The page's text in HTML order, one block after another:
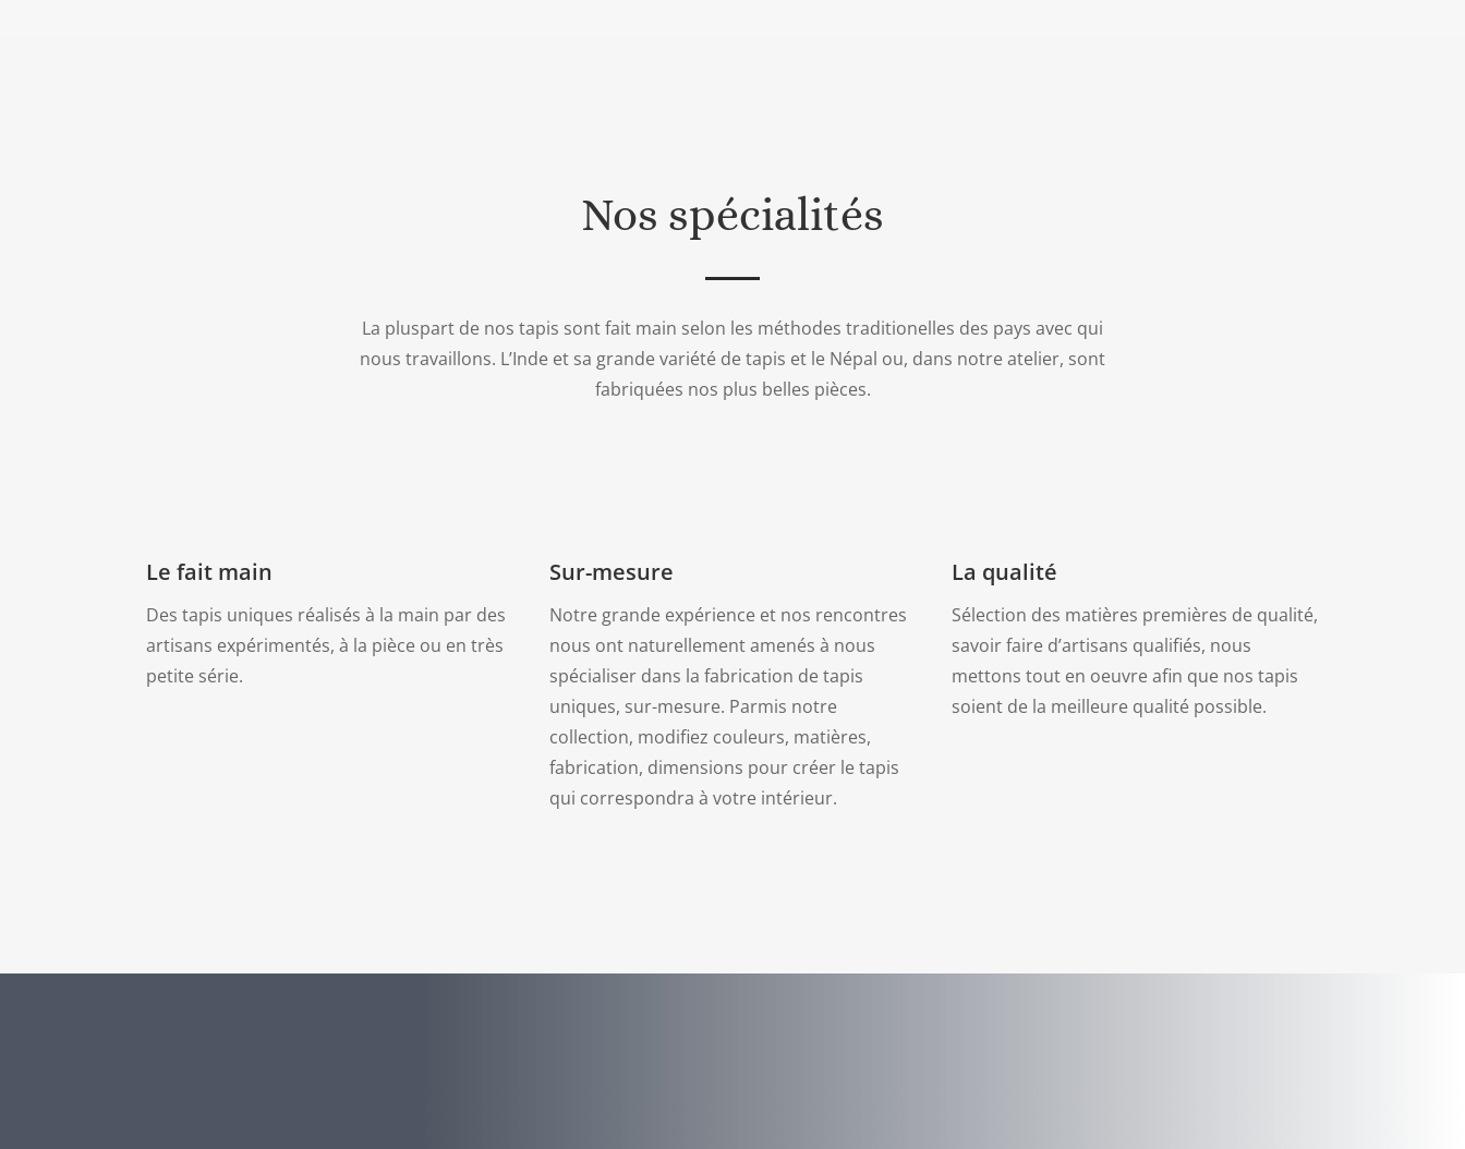
Nos spécialités
La pluspart de nos tapis sont fait main selon les méthodes traditionelles des pays avec qui
nous travaillons. L’Inde et sa grande variété de tapis et le Népal ou, dans notre atelier, sont
fabriquées nos plus belles pièces.
Le fait main
Des tapis uniques réalisés à la main par des
artisans expérimentés, à la pièce ou en très
petite série.
Sur-mesure
Notre grande expérience et nos rencontres
nous ont naturellement amenés à nous
spécialiser dans la fabrication de tapis
uniques, sur-mesure. Parmis notre
collection, modifiez couleurs, matières,
fabrication, dimensions pour créer le tapis
qui correspondra à votre intérieur.
La qualité
Sélection des matières premières de qualité,
savoir faire d’artisans qualifiés, nous
mettons tout en oeuvre afin que nos tapis
soient de la meilleure qualité possible.